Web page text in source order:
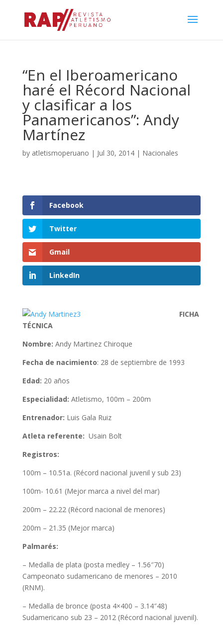
“En el Iberoamericano
haré el Récord Nacional
y clasificar a los
Panamericanos”: Andy
Martínez
by atletismoperuano | Jul 30, 2014| Nacionales
Facebook
Twitter
Gmail
LinkedIn
FICHA
TÉCNICA
Nombre: Andy Martinez Chiroque
Fecha de nacimiento: 28 de septiembre de 1993
Edad: 20 años
Especialidad: Atletismo, 100m – 200m
Entrenador: Luis Gala Ruiz
Atleta referente: Usain Bolt
Registros:
100m – 10.51a. (Récord nacional juvenil y sub 23)
100m- 10.61 (Mejor marca a nivel del mar)
200m – 22.22 (Récord nacional de menores)
200m – 21.35 (Mejor marca)
Palmarés:
– Medalla de plata (posta medley – 1.56″70)
Campeonato sudamericano de menores – 2010
(RNM).
– Medalla de bronce (posta 4×400 – 3.14″48)
Sudamericano sub 23 – 2012 (Récord nacional juvenil).